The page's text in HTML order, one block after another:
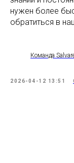
нужен более
обратиться в
Команда
2026-04-12 13:51